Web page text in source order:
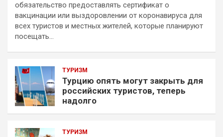
обязательство предоставлять сертификат о
вакцинации или выздоровлении от коронавируса для
всех туристов и местных жителей, которые планируют
посещать…
ТУРИЗМ
Турцию опять могут закрыть для
российских туристов, теперь
надолго
ТУРИЗМ